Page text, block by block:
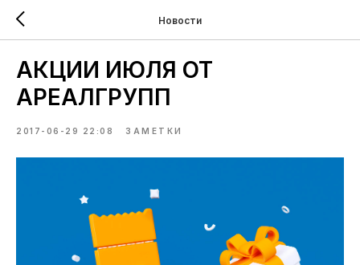
Новости
АКЦИИ ИЮЛЯ ОТ
АРЕАЛГРУПП
2017-06-29 22:08 ЗАМЕТКИ